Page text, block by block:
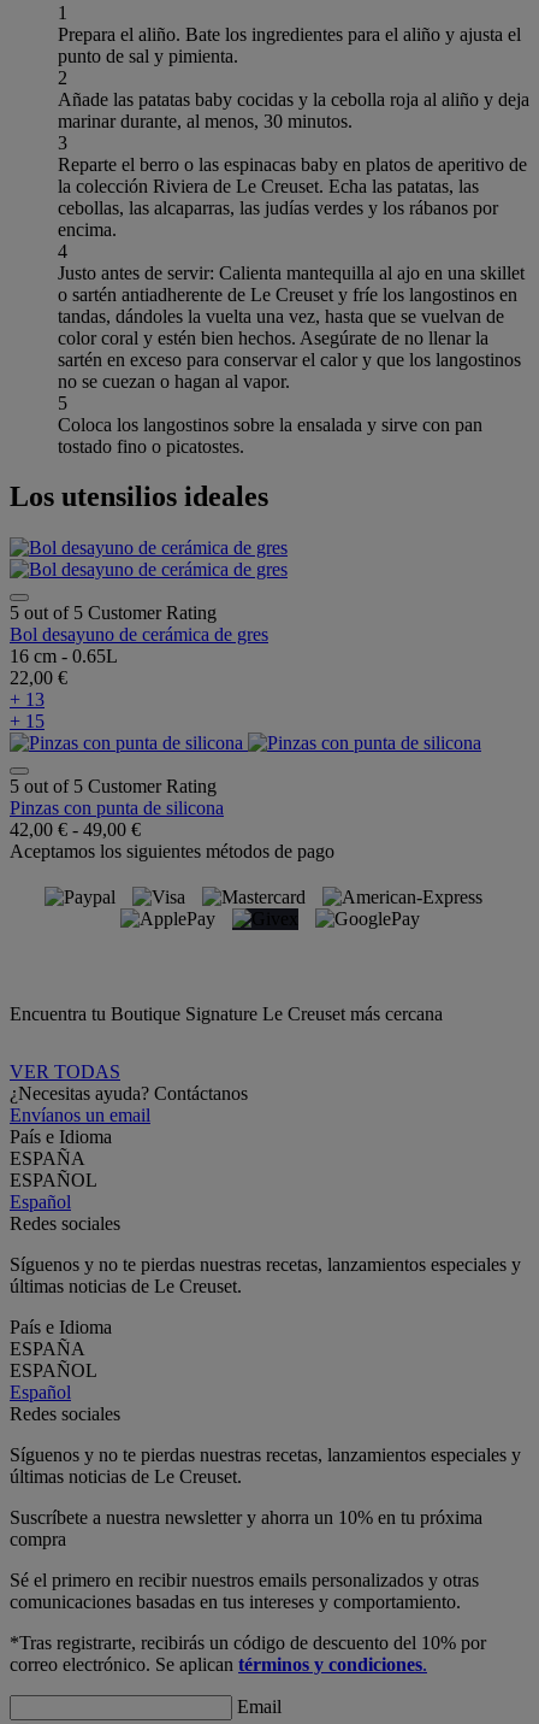
1
Prepara el aliño. Bate los ingredientes para el aliño y ajusta el
punto de sal y pimienta.
2
Añade las patatas baby cocidas y la cebolla roja al aliño y deja
marinar durante, al menos, 30 minutos.
3
Reparte el berro o las espinacas baby en platos de aperitivo de
la colección Riviera de Le Creuset. Echa las patatas, las
cebollas, las alcaparras, las judías verdes y los rábanos por
encima.
4
Justo antes de servir: Calienta mantequilla al ajo en una skillet
o sartén antiadherente de Le Creuset y fríe los langostinos en
tandas, dándoles la vuelta una vez, hasta que se vuelvan de
color coral y estén bien hechos. Asegúrate de no llenar la
sartén en exceso para conservar el calor y que los langostinos
no se cuezan o hagan al vapor.
5
Coloca los langostinos sobre la ensalada y sirve con pan
tostado fino o picatostes.
Los utensilios ideales
5 out of 5 Customer Rating
Bol desayuno de cerámica de gres
16 cm - 0.65L
22,00 €
+ 13
+ 15
5 out of 5 Customer Rating
Pinzas con punta de silicona
42,00 € - 49,00 €
Aceptamos los siguientes métodos de pago
Encuentra tu Boutique Signature Le Creuset más cercana
VER TODAS
¿Necesitas ayuda? Contáctanos
Envíanos un email
País e Idioma
ESPAÑA
ESPAÑOL
Español
Redes sociales
Síguenos y no te pierdas nuestras recetas, lanzamientos especiales y
últimas noticias de Le Creuset.
País e Idioma
ESPAÑA
ESPAÑOL
Español
Redes sociales
Síguenos y no te pierdas nuestras recetas, lanzamientos especiales y
últimas noticias de Le Creuset.
Suscríbete a nuestra newsletter y ahorra un 10% en tu próxima
compra
Sé el primero en recibir nuestros emails personalizados y otras
comunicaciones basadas en tus intereses y comportamiento.
*Tras registrarte, recibirás un código de descuento del 10% por
correo electrónico. Se aplican términos y condiciones.
Email